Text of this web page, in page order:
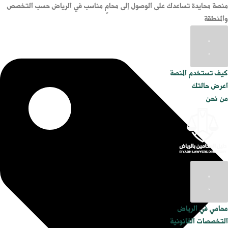
منصة محايدة تساعدك على الوصول إلى محامٍ مناسب في الرياض حسب التخصص
والمنطقة
كيف تستخدم المنصة
اعرض حالتك
من نحن
محامي في الرياض
التخصصات القانونية